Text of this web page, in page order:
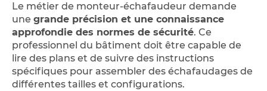
Le métier de monteur-échafaudeur demande
une grande précision et une connaissance
approfondie des normes de sécurité. Ce
professionnel du bâtiment doit être capable de
lire des plans et de suivre des instructions
spécifiques pour assembler des échafaudages de
différentes tailles et configurations.